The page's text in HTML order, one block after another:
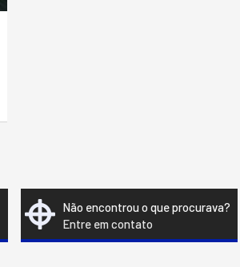
Não encontrou o que procurava?
Entre em contato